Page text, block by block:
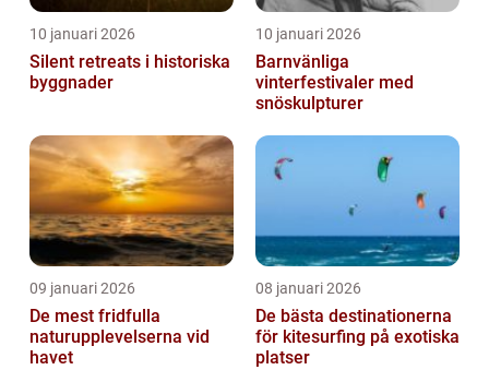
10 januari 2026
Silent retreats i historiska
byggnader
10 januari 2026
Barnvänliga
vinterfestivaler med
snöskulpturer
09 januari 2026
De mest fridfulla
naturupplevelserna vid
havet
08 januari 2026
De bästa destinationerna
för kitesurfing på exotiska
platser